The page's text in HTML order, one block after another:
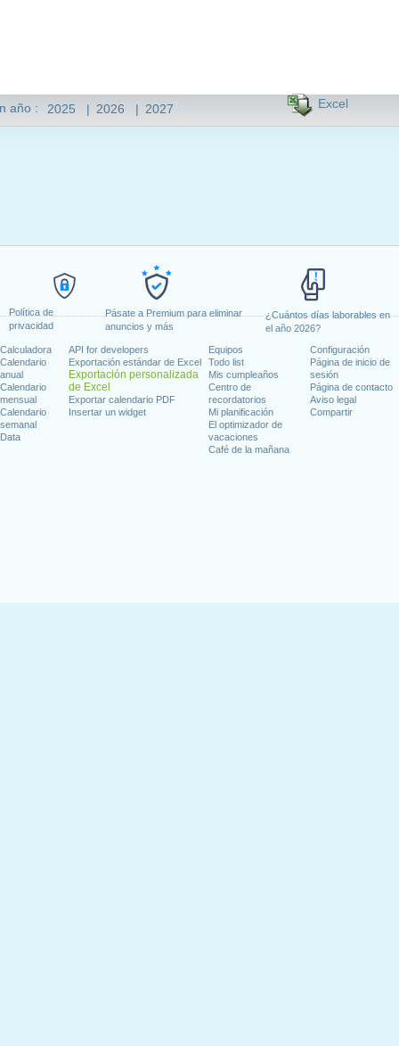
Política de
privacidad
Pásate a Premium para eliminar
anuncios y más
¿Cuántos días laborables en
el año 2026?
Calculadora
Calendario
anual
Calendario
mensual
Calendario
semanal
Data
API for developers
Exportación estándar de Excel
Exportación personalizada
de Excel
Exportar calendario PDF
Insertar un widget
Equipos
Todo list
Mis cumpleaños
Centro de
recordatorios
Mi planificación
El optimizador de
vacaciones
Café de la mañana
Configuración
Página de inicio de
sesión
Página de contacto
Aviso legal
Compartir
año : 2025 | 2026 | 2027 Excel